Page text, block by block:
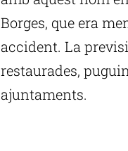
Borges, que era
accident. La
restaurades,
ajuntaments.